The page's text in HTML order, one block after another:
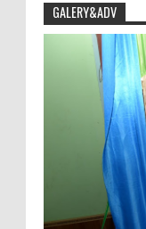
GALERY&ADV